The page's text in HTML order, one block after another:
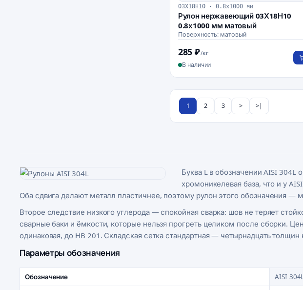
03Х18Н10 · 0.8х1000 мм
Рулон нержавеющий 03Х18Н10
0.8х1000 мм матовый
Поверхность: матовый
285 ₽/кг
В наличии
1 2 3 > >|
Буква L в обозначении AISI
хромоникелевая база, что и у
Оба сдвига делают металл пластичнее, поэтому рулон этого обозначения
Второе следствие низкого углерода — спокойная сварка: шов не теряет
сварные баки и ёмкости, которые нельзя прогреть целиком после сборки.
одинаковая, до HB 201. Складская сетка стандартная — четырнадцать
Параметры обозначения
Обозначение AISI